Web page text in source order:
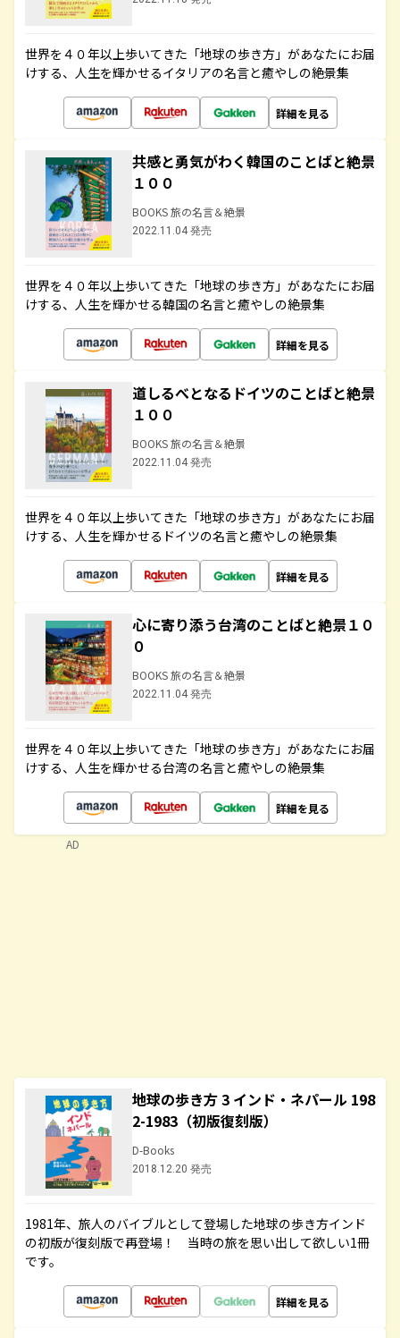
世界を４０年以上歩いてきた「地球の歩き方」があなたにお届
けする、人生を輝かせるイタリアの名言と癒やしの絶景集
詳細を見る
共感と勇気がわく韓国のことばと絶景
１００
BOOKS 旅の名言＆絶景
2022.11.04 発売
世界を４０年以上歩いてきた「地球の歩き方」があなたにお届
けする、人生を輝かせる韓国の名言と癒やしの絶景集
詳細を見る
道しるべとなるドイツのことばと絶景
１００
BOOKS 旅の名言＆絶景
2022.11.04 発売
世界を４０年以上歩いてきた「地球の歩き方」があなたにお届
けする、人生を輝かせるドイツの名言と癒やしの絶景集
詳細を見る
心に寄り添う台湾のことばと絶景１０
０
BOOKS 旅の名言＆絶景
2022.11.04 発売
世界を４０年以上歩いてきた「地球の歩き方」があなたにお届
けする、人生を輝かせる台湾の名言と癒やしの絶景集
詳細を見る
地球の歩き方 3 インド・ネパール 198
2-1983（初版復刻版）
D-Books
2018.12.20 発売
1981年、旅人のバイブルとして登場した地球の歩き方インド
の初版が復刻版で再登場！ 当時の旅を思い出して欲しい1冊
です。
詳細を見る
AD